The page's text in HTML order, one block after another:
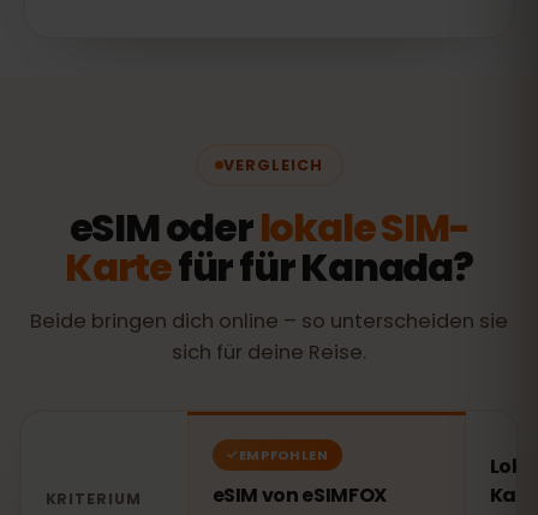
VERGLEICH
eSIM oderlokale SIM-
Kartefür für Kanada?
Beide bringen dich online – so unterscheiden sie
sich für deine Reise.
KRITERIUM
EMPFOHLEN
eSIM von eSIMFOX